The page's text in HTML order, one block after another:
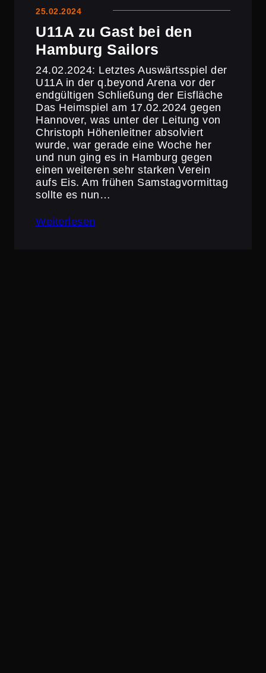
25.02.2024
U11A zu Gast bei den
Hamburg Sailors
24.02.2024: Letztes Auswärts­spiel der
U11A in der q.beyond Arena vor der
endgül­tigen Schlie­ßung der Eisfläche
Das Heimspiel am 17.02.2024 gegen
Hannover, was unter der Leitung von
Christoph Höhen­leitner absol­viert
wurde, war gerade eine Woche her
und nun ging es in Hamburg gegen
einen weiteren sehr starken Verein
aufs Eis. Am frühen Samstag­vor­mittag
sollte es nun…
Weiterlesen